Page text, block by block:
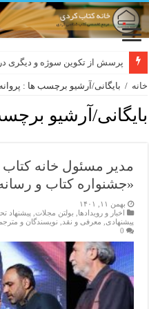
پرسش از تکوین سوژه و
خانه / بایگانی/آرشیو برچسب ها :
بایگانی/آرشیو
مدیر مسئول خانه
«جشنواره کتاب و
بهمن ۱۱, ۱۴۰۱
اخبار و رویدادها
بولتن مجلات پیشنهاد
پیشنهادی
معرفی و نقد
نویسندگان و
0